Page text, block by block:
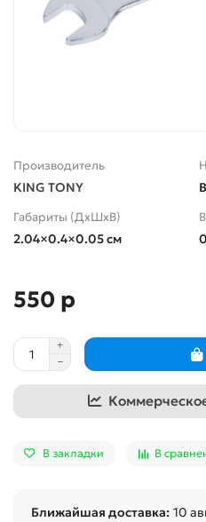
Производитель
KING TONY
Габариты (ДхШхВ)
2.04×0.4×0.05 см
550 р
В закладки В
Ближайшая доставка: 10